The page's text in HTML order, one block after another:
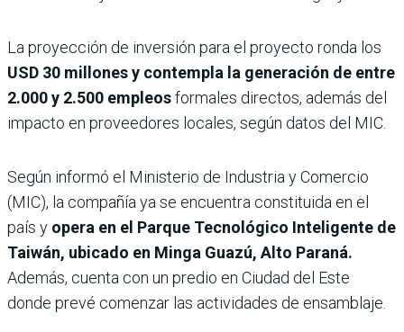
La proyección de inversión para el proyecto ronda los
USD 30 millones y contempla la generación de entre
2.000 y 2.500 empleosformales directos, además del
impacto en proveedores locales, según datos del MIC.
Según informó el Ministerio de Industria y Comercio
(MIC), la compañía ya se encuentra constituida en el
país y opera en el Parque Tecnológico Inteligente de
Taiwán, ubicado en Minga Guazú, Alto Paraná.
Además, cuenta con un predio en Ciudad del Este
donde prevé comenzar las actividades de ensamblaje.